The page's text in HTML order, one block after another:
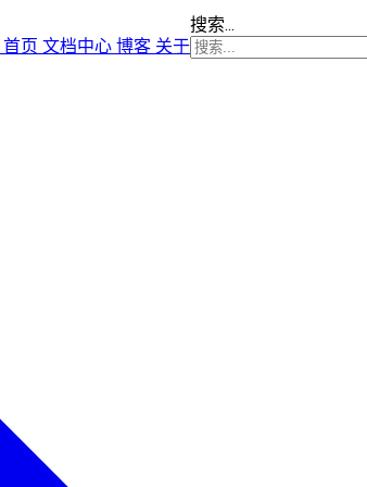
首页 文档中心 博客 关于
搜索...